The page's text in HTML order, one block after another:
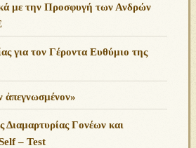
με την Προσφυγή των Ανδρών
για τον Γέροντα Ευθύμιο της
ἀπεγνωσμένον»
Διαμαρτυρίας Γονέων και
– Test